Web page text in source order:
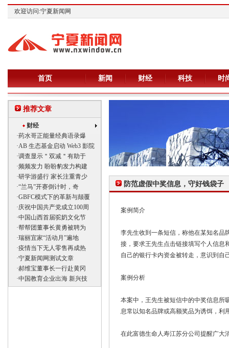
欢迎访问:宁夏新闻网
首页 新闻 财经 科技 时
推荐文章
财经
·药水哥正能量经典语录爆
·AB 生态基金启动 Web3 影院
·调查显示＂双减＂有助于
·频频发力 盼盼豹发力构建
·研学游盛行 家长注重青少
·“兰马”开赛倒计时，奇
·GBFC模式下的革新与颠覆
·庆祝中国共产党成立100周
·中国山西首届驼奶文化节
·帮帮团董事长黄勇被聘为
·瑞丽宜家“活动月”遍地
·疫情当下无人零售再成热
·宁夏新闻网测试文章
·郝维宝董事长一行赴黄冈
·中国教育企业出海 新兴技
防范虚假中奖信息，守好钱袋子
案例简介
李先生收到一条短信，称他在某知名品
接，要求王先生点击链接填写个人信息
自己的银行卡内资金被转走，意识到自
案例分析
本案中，王先生被短信中的中奖信息所
息常以知名品牌或高额奖品为诱饵，利
在此富德生命人寿江苏分公司提醒广大